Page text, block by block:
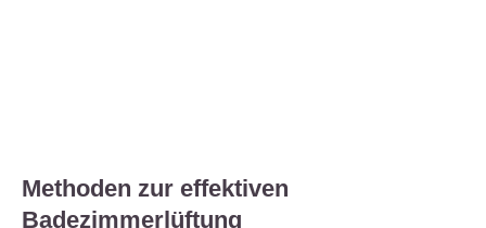
Methoden zur effektiven
Badezimmerlüftung